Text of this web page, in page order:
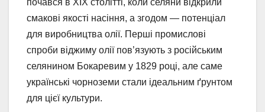
почався в XIX столітті, коли селяни відкрили
смакові якості насіння, а згодом — потенціал
для виробництва олії. Перші промислові
спроби віджиму олії пов’язують з російським
селянином Бокаревим у 1829 році, але саме
українські чорноземи стали ідеальним ґрунтом
для цієї культури.